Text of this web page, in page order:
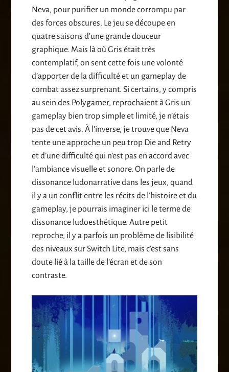
Neva, pour purifier un monde corrompu par
des forces obscures. Le jeu se découpe en
quatre saisons d’une grande douceur
graphique. Mais là où Gris était très
contemplatif, on sent cette fois une volonté
d’apporter de la difficulté et un gameplay de
combat assez surprenant. Si certains, y compris
au sein des Polygamer, reprochaient à Gris un
gameplay bien trop simple et limité, je n’étais
pas de cet avis. À l’inverse, je trouve que Neva
tente une approche un peu trop Die and Retry
et d’une difficulté qui n’est pas en accord avec
l’ambiance visuelle et sonore. On parle de
dissonance ludonarrative dans les jeux, quand
il y a un conflit entre les récits de l’histoire et du
gameplay, je pourrais imaginer ici le terme de
dissonance ludoesthétique. Autre petit
reproche, il y a parfois un problème de lisibilité
des niveaux sur Switch Lite, mais c’est sans
doute lié à la taille de l’écran et de son
contraste.